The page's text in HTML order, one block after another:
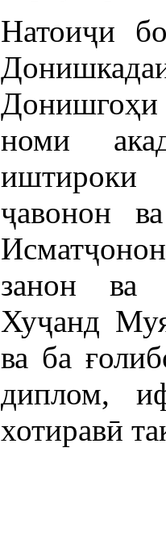
Натоиҷи
Донишгоҳи
номи
ҷавонон
занон
Хуҷанд
ва ба
диплом,
хотиравӣ